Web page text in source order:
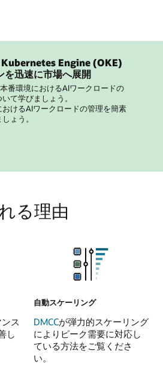
Kubernetes Engine (OKE)
を迅速に市場へ展開
番環境におけるAIワークロードの
て学びましょう。
けるAIワークロードの管理を簡素
ょう。
る理由
ス
し
自動スケーリング
DMCCが弾力的スケーリング
によりピーク需要に対応し
ている方法をご覧くださ
い。